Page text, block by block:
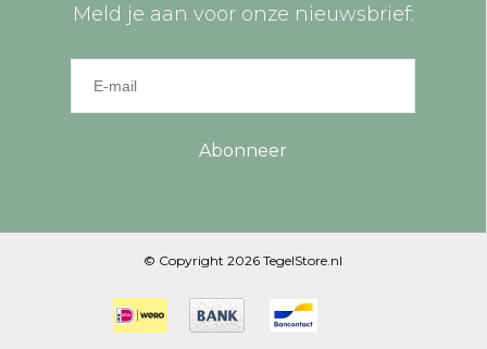
Meld je aan voor onze nieuwsbrief:
Abonneer
© Copyright 2026 TegelStore.nl